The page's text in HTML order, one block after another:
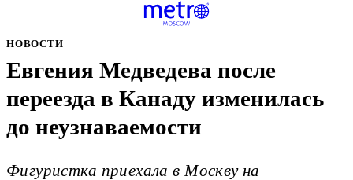
НОВОСТИ
Евгения Медведева после
переезда в Канаду изменилась
до неузнаваемости
Фигуристка приехала в Москву на